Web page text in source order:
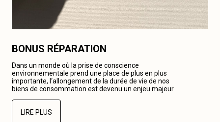
BONUS RÉPARATION
Dans un monde où la prise de conscience
environnementale prend une place de plus en plus
importante, l‘allongement de la durée de vie de nos
biens de consommation est devenu un enjeu majeur.
LIRE PLUS